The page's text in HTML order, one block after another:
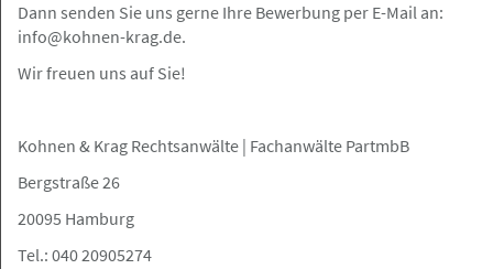
Rödingsmarkt 20, 20459 Hamburg
Rechtsanwalt (m/w/d) mit
Polnischkenntnissen im Bereich
Handels- und Gesellschaftsrecht Voll-,
Teilzeit/ freier Mitarbeit
Grau Rechtsanwälte PartGmbB
Dann senden Sie uns gerne Ihre Bewerbung per E-Mail an:
info@kohnen-krag.de.
Wir freuen uns auf Sie!
Kohnen & Krag Rechtsanwälte | Fachanwälte PartmbB
Bergstraße 26
20095 Hamburg
Tel.: 040 20905274